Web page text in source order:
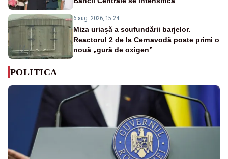
6 aug. 2026, 15:24
Miza uriașă a scufundării barjelor.
Reactorul 2 de la Cernavodă poate primi o
nouă „gură de oxigen”
POLITICA